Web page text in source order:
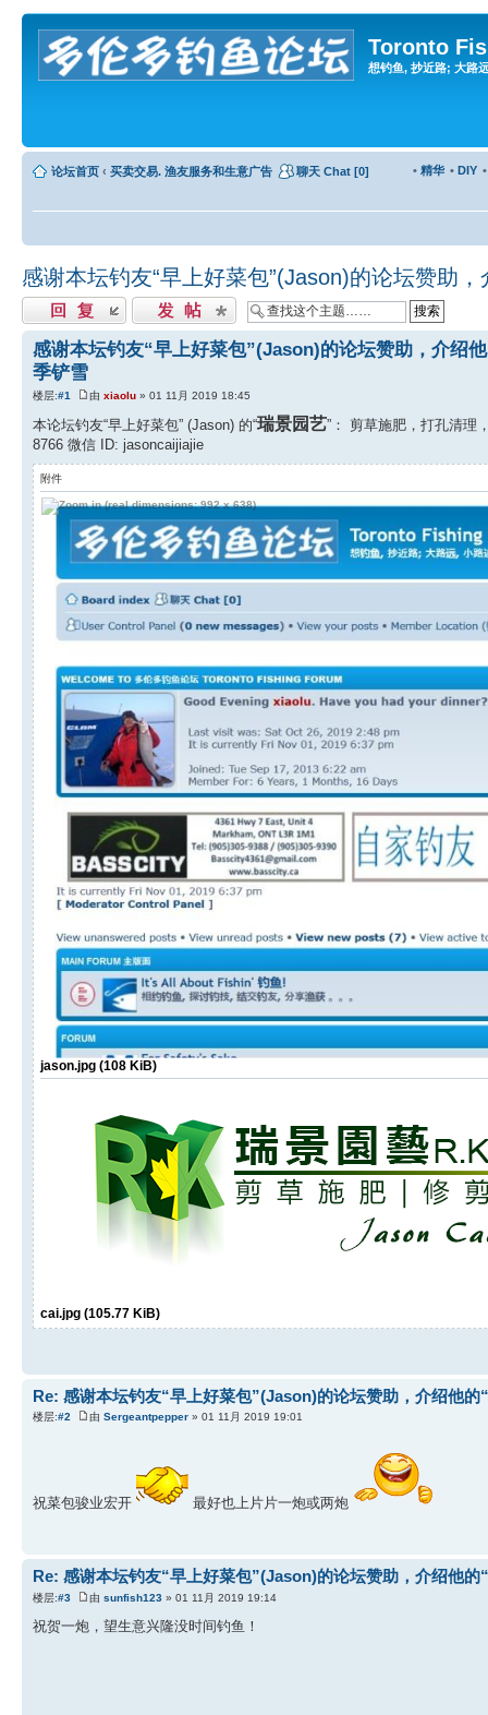
Toronto
想钓鱼, 抄近路; 大路
论坛首页 ‹ 买卖交易. 渔友服务和生意广告 聊天 Chat [0] • DIY
• 精华
感谢本坛钓友“早上好菜包”(Jason)的论坛赞助
发表回复 发表主题
感谢本坛钓友“早上好菜包”(Jason)的论坛赞助，介绍
季铲雪
楼层:#1 由 xiaolu » 01 11月 2019 18:45
本论坛钓友“早上好菜包” (Jason) 的“瑞景园艺”： 剪草施肥，打孔清理
8766 微信 ID: jasoncaijiajie
附件
jason.jpg (108 KiB)
cai.jpg (105.77 KiB)
Re: 感谢本坛钓友“早上好菜包”(Jason)的论坛赞助，介绍他
楼层:#2 由 Sergeantpepper » 01 11月 2019 19:01
祝菜包骏业宏开 最好也上片片一炮或两炮
Re: 感谢本坛钓友“早上好菜包”(Jason)的论坛赞助，介绍他
楼层:#3 由 sunfish123 » 01 11月 2019 19:14
祝贺一炮，望生意兴隆没时间钓鱼！